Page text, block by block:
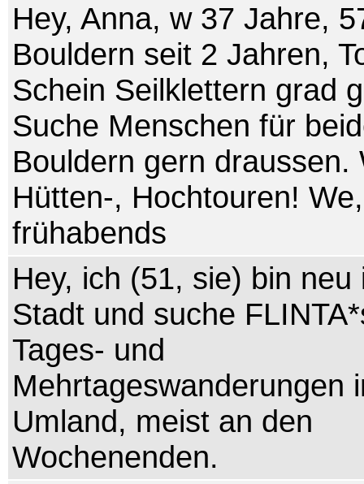
Hey, Anna, w 37 Jahre,
Bouldern seit 2 Jahren,
Schein Seilklettern grad
Suche Menschen für
Bouldern gern draussen.
Hütten-, Hochtouren!
frühabends
Hey, ich (51, sie) bin neu
Stadt und suche
Tages- und
Mehrtageswanderungen
Umland, meist an den
Wochenenden.